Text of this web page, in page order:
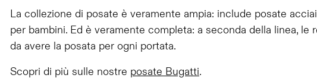
La collezione di posate è veramente ampia: include posate
per bambini. Ed è veramente completa: a seconda della linea,
da avere la posata per ogni portata.
Scopri di più sulle nostre posate Bugatti.